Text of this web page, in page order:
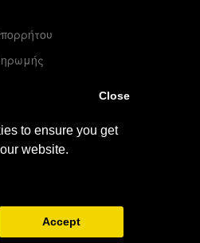
to ensure you get
website.
Close
Accept